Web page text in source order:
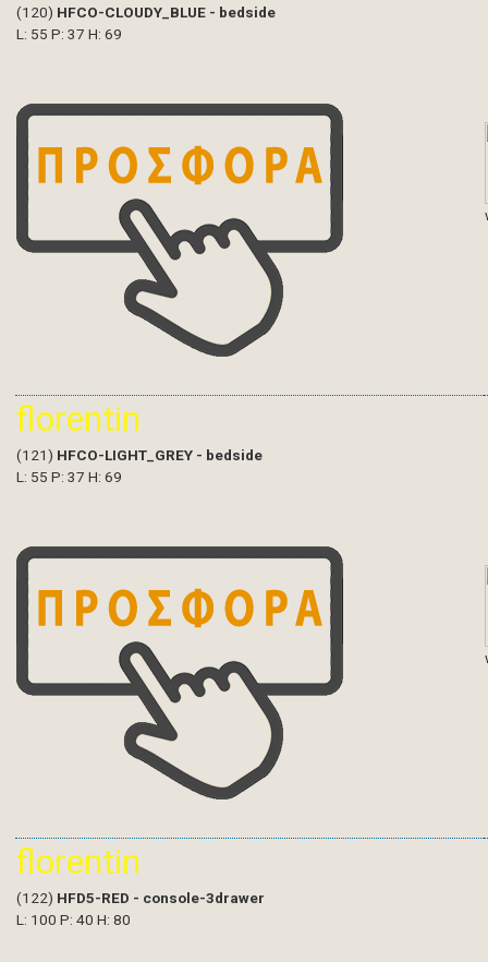
(120) HFCO-CLOUDY_BLUE - bedside
L: 55 P: 37 H: 69
florentin
(121) HFCO-LIGHT_GREY - bedside
L: 55 P: 37 H: 69
florentin
(122) HFD5-RED - console-3drawer
L: 100 P: 40 H: 80